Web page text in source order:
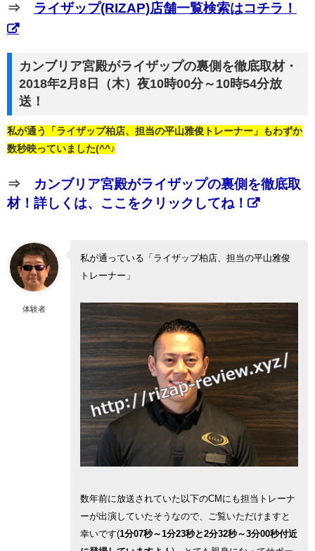
⇒ ライザップ(RIZAP)店舗一覧検索はコチラ！
カンブリア宮殿がライザップの裏側を徹底取材・
2018年2月8日（木）夜10時00分～10時54分放
送！
私が通う「ライザップ柏店、担当の平山雅俊トレーナー」もわずか
数秒映っていました(^^♪
⇒ カンブリア宮殿がライザップの裏側を徹底取
材！詳しくは、ここをクリックしてね！
体験者
私が通っている「ライザップ柏店、担当の平山雅俊
トレーナー」
数年前に放送されていた以下のCMにも担当トレーナ
ーが出演していたそうなので、ご覧いただけますと
幸いです(1分07秒～1分23秒と2分32秒～3分00秒付近